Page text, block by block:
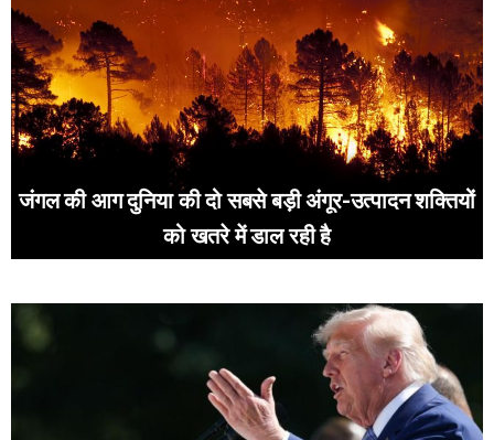
जंगल की आग दुनिया की दो सबसे बड़ी अंगूर-उत्पादन शक्तियों
को खतरे में डाल रही है